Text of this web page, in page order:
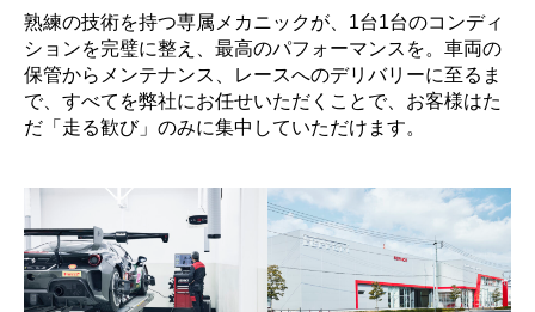
熟練の技術を持つ専属メカニックが、1台1台のコンディ
ションを完璧に整え、最高のパフォーマンスを。車両の
保管からメンテナンス、レースへのデリバリーに至るま
で、すべてを弊社にお任せいただくことで、お客様はた
だ「走る歓び」のみに集中していただけます。